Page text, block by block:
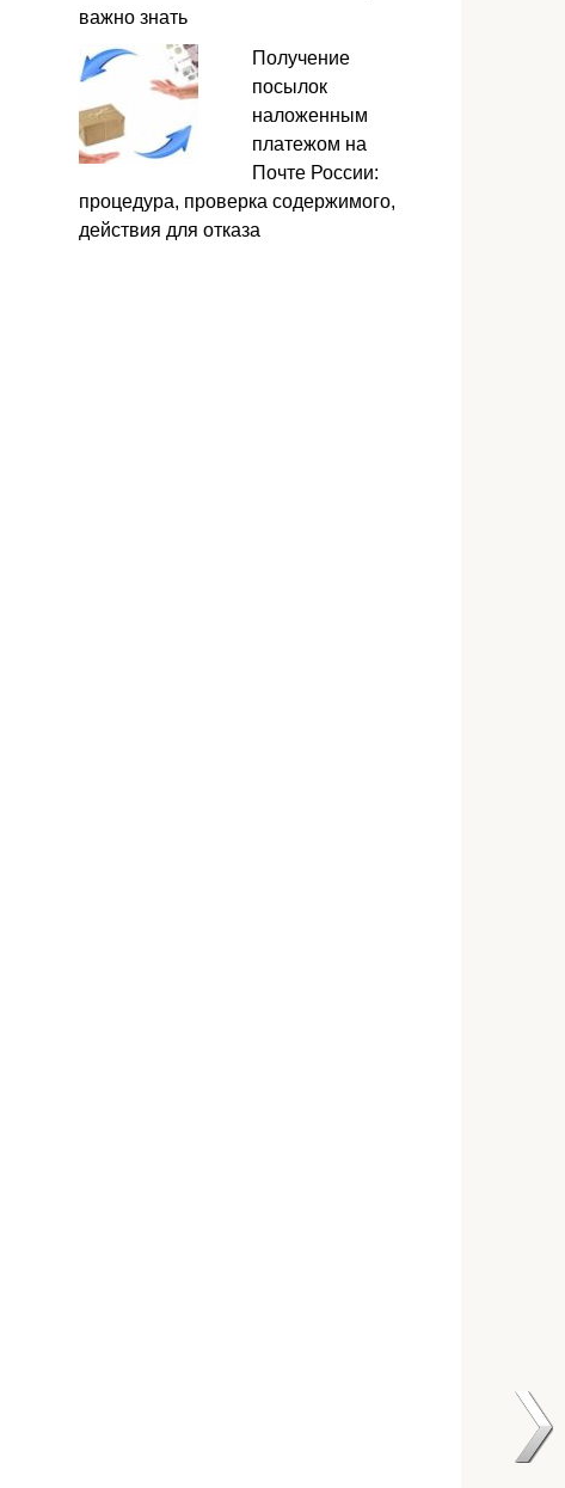
важно знать
Получение
посылок
наложенным
платежом на
Почте России:
процедура, проверка содержимого,
действия для отказа